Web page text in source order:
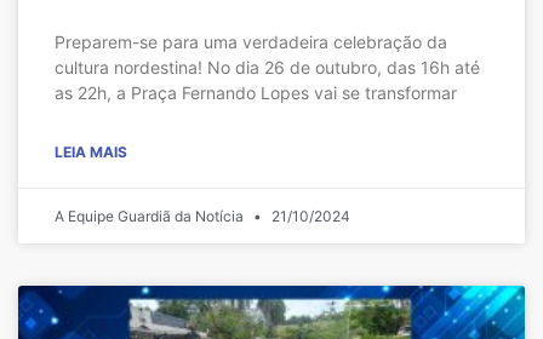
Preparem-se para uma verdadeira celebração da
cultura nordestina! No dia 26 de outubro, das 16h até
as 22h, a Praça Fernando Lopes vai se transformar
LEIA MAIS
A Equipe Guardiã da Notícia 21/10/2024